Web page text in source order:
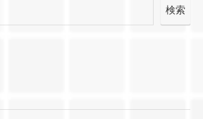
検索